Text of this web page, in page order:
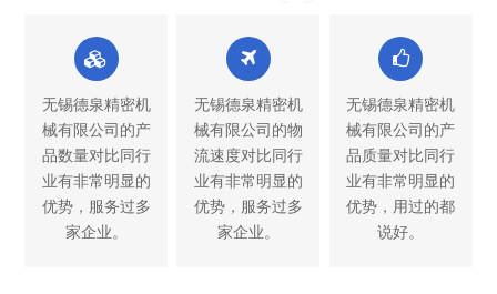
无锡德泉精密机
械有限公司的产
品数量对比同行
业有非常明显的
优势，服务过多
家企业。
无锡德泉精密机
械有限公司的物
流速度对比同行
业有非常明显的
优势，服务过多
家企业。
无锡德泉精密机
械有限公司的产
品质量对比同行
业有非常明显的
优势，用过的都
说好。